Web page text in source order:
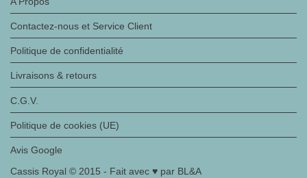
Contactez-nous et Service Client
Politique de confidentialité
Livraisons & retours
C.G.V.
Politique de cookies (UE)
Avis Google
Cassis Royal © 2015 - Fait avec ♥ par BL&A